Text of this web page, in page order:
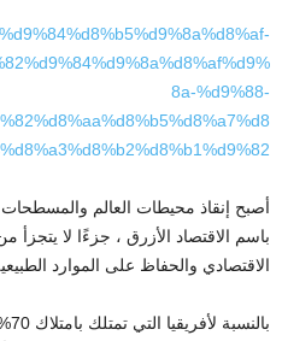
8a-%d9%88-
أصبح إنقاذ محيطات العالم والمسطحات
باسم الاقتصاد الأزرق ، جزءًا لا
الاقتصادي والحفاظ على الموارد